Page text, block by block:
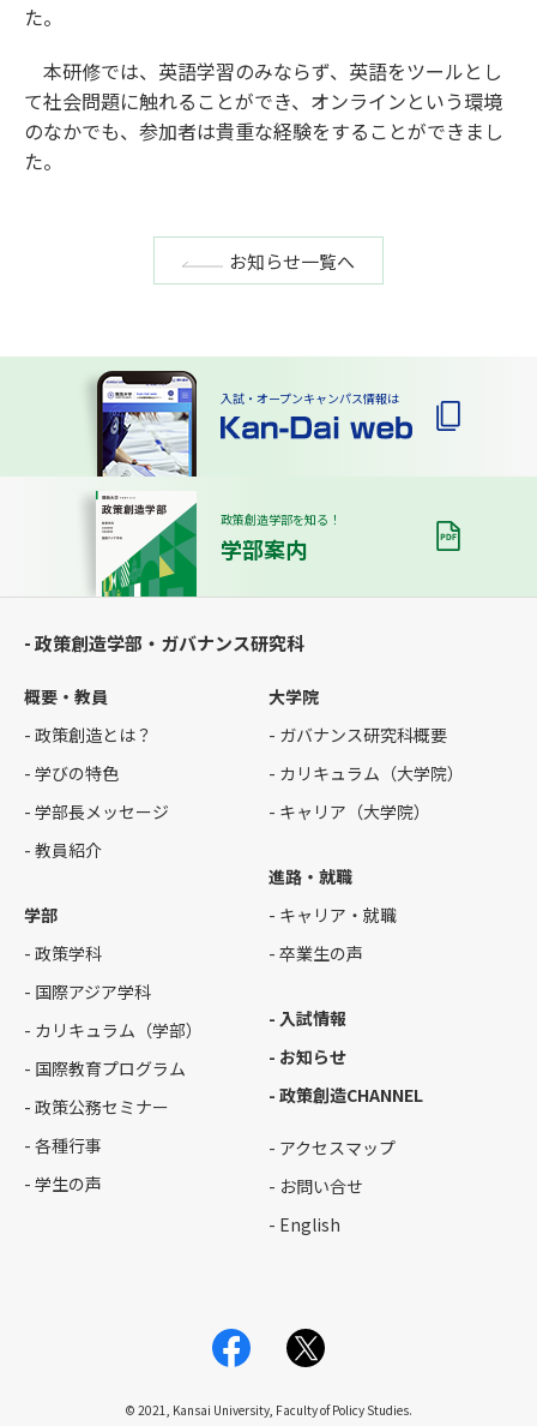
た。
本研修では、英語学習のみならず、英語をツールとし
て社会問題に触れることができ、オンラインという環境
のなかでも、参加者は貴重な経験をすることができまし
た。
お知らせ一覧へ
入試・オープンキャンパス情報は
政策創造学部を知る！
学部案内
- 政策創造学部・ガバナンス研究科
概要・教員
- 政策創造とは？
- 学びの特色
- 学部長メッセージ
- 教員紹介
学部
- 政策学科
- 国際アジア学科
- カリキュラム（学部）
- 国際教育プログラム
- 政策公務セミナー
- 各種行事
- 学生の声
大学院
- ガバナンス研究科概要
- カリキュラム（大学院）
- キャリア（大学院）
進路・就職
- キャリア・就職
- 卒業生の声
- 入試情報
- お知らせ
- 政策創造CHANNEL
- アクセスマップ
- お問い合せ
- English
© 2021, Kansai University, Faculty of Policy Studies.